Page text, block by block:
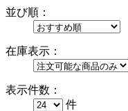
並び順：
在庫表示：
表示件数：
件